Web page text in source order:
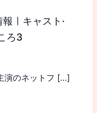
ㅣキャスト·
ろ3
演のネットフ […]